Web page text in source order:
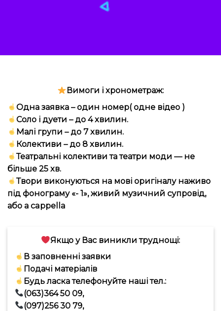
Вимоги і хронометраж:
Одна заявка – один номер( одне відео )
Соло і дуети – до 4 хвилин.
Малі групи – до 7 хвилин.
Колективи – до 8 хвилин.
Театральні колективи та театри моди — не
більше 25 хв.
Твори виконуються на мові оригіналу наживо
під фонограму «- 1», живий музичний супровід,
або а cappella
Якщо у Вас виникли труднощі:
В заповненні заявки
Подачі матеріалів
Будь ласка телефонуйте наші тел.:
(063)364 50 09,
(097)256 30 79,